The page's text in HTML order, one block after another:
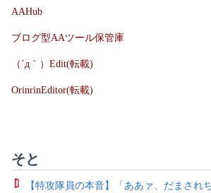
AAHub
ブログ型AAツール保管庫
（´д｀）Edit(転載)
OrinrinEditor(転載)
そと
【特攻隊員の本音】「ああァ、だまされ